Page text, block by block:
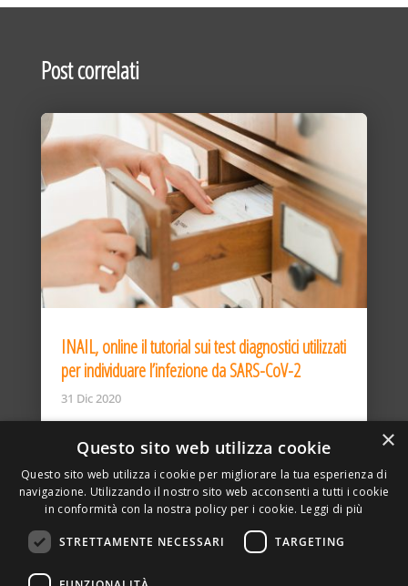
Post correlati
INAIL, online il tutorial sui test diagnostici utilizzati
per individuare l’infezione da SARS-CoV-2
31 Dic 2020
×
Questo sito web utilizza cookie
Questo sito web utilizza i cookie per migliorare la tua esperienza di
navigazione. Utilizzando il nostro sito web acconsenti a tutti i cookie
in conformità con la nostra policy per i cookie. Leggi di più
STRETTAMENTE NECESSARI TARGETING